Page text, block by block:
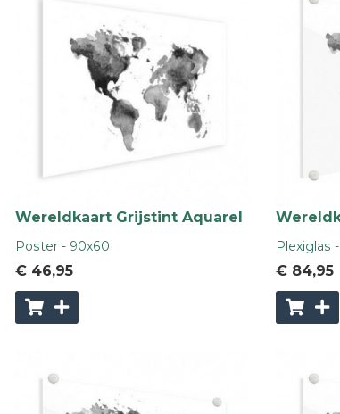
Wereldkaart Grijstint Aquarel
Poster - 90x60
€ 46,95
Plexiglas
€ 84,95